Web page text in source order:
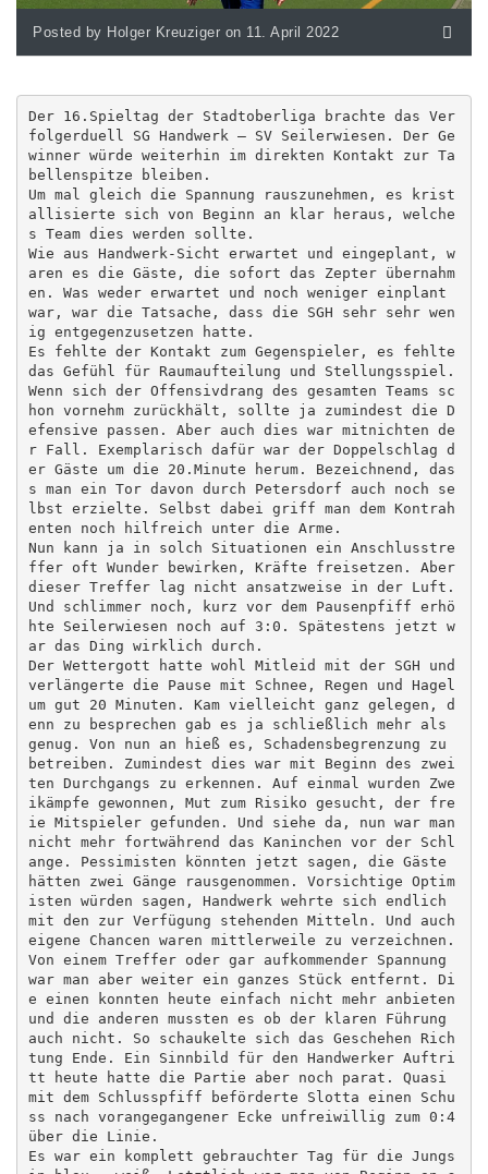
Posted by Holger Kreuziger on 11. April 2022
Der 16.Spieltag der Stadtoberliga brachte das Ver
folgerduell SG Handwerk – SV Seilerwiesen. Der Ge
winner würde weiterhin im direkten Kontakt zur Ta
bellenspitze bleiben.
Um mal gleich die Spannung rauszunehmen, es krist
allisierte sich von Beginn an klar heraus, welche
s Team dies werden sollte.
Wie aus Handwerk-Sicht erwartet und eingeplant, w
aren es die Gäste, die sofort das Zepter übernahm
en. Was weder erwartet und noch weniger einplant
war, war die Tatsache, dass die SGH sehr sehr wen
ig entgegenzusetzen hatte.
Es fehlte der Kontakt zum Gegenspieler, es fehlte
das Gefühl für Raumaufteilung und Stellungsspiel.
Wenn sich der Offensivdrang des gesamten Teams sc
hon vornehm zurückhält, sollte ja zumindest die D
efensive passen. Aber auch dies war mitnichten de
r Fall. Exemplarisch dafür war der Doppelschlag d
er Gäste um die 20.Minute herum. Bezeichnend, das
s man ein Tor davon durch Petersdorf auch noch se
lbst erzielte. Selbst dabei griff man dem Kontrah
enten noch hilfreich unter die Arme.
Nun kann ja in solch Situationen ein Anschlusstre
ffer oft Wunder bewirken, Kräfte freisetzen. Aber
dieser Treffer lag nicht ansatzweise in der Luft.
Und schlimmer noch, kurz vor dem Pausenpfiff erhö
hte Seilerwiesen noch auf 3:0. Spätestens jetzt w
ar das Ding wirklich durch.
Der Wettergott hatte wohl Mitleid mit der SGH und
verlängerte die Pause mit Schnee, Regen und Hagel
um gut 20 Minuten. Kam vielleicht ganz gelegen, d
enn zu besprechen gab es ja schließlich mehr als
genug. Von nun an hieß es, Schadensbegrenzung zu
betreiben. Zumindest dies war mit Beginn des zwei
ten Durchgangs zu erkennen. Auf einmal wurden Zwe
ikämpfe gewonnen, Mut zum Risiko gesucht, der fre
ie Mitspieler gefunden. Und siehe da, nun war man
nicht mehr fortwährend das Kaninchen vor der Schl
ange. Pessimisten könnten jetzt sagen, die Gäste
hätten zwei Gänge rausgenommen. Vorsichtige Optim
isten würden sagen, Handwerk wehrte sich endlich
mit den zur Verfügung stehenden Mitteln. Und auch
eigene Chancen waren mittlerweile zu verzeichnen.
Von einem Treffer oder gar aufkommender Spannung
war man aber weiter ein ganzes Stück entfernt. Di
e einen konnten heute einfach nicht mehr anbieten
und die anderen mussten es ob der klaren Führung
auch nicht. So schaukelte sich das Geschehen Rich
tung Ende. Ein Sinnbild für den Handwerker Auftri
tt heute hatte die Partie aber noch parat. Quasi
mit dem Schlusspfiff beförderte Slotta einen Schu
ss nach vorangegangener Ecke unfreiwillig zum 0:4
über die Linie.
Es war ein komplett gebrauchter Tag für die Jungs